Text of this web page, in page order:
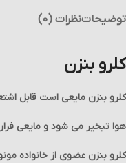
توضیحاتنظرات (0)
کلرو بنزن
کلرو بنزن مایعی است قابل
هوا تبخیر می شود و مایعی
کلرو بنزن عضوی از خانواده